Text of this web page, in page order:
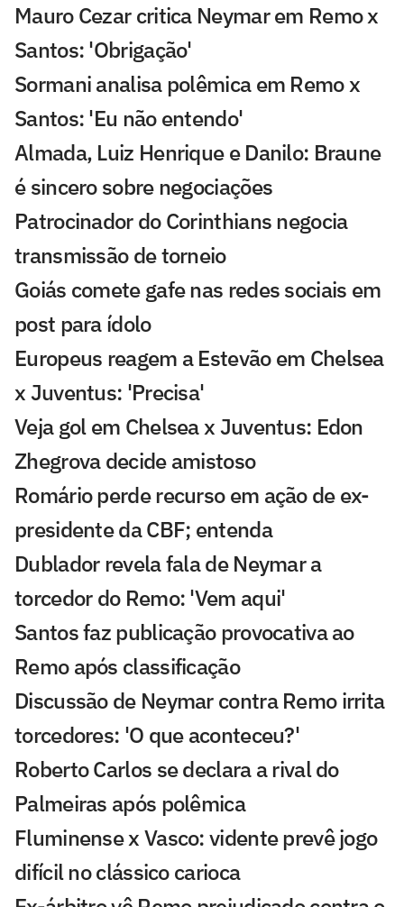
Mauro Cezar critica Neymar em Remo x
Santos: 'Obrigação'
Sormani analisa polêmica em Remo x
Santos: 'Eu não entendo'
Almada, Luiz Henrique e Danilo: Braune
é sincero sobre negociações
Patrocinador do Corinthians negocia
transmissão de torneio
Goiás comete gafe nas redes sociais em
post para ídolo
Europeus reagem a Estevão em Chelsea
x Juventus: 'Precisa'
Veja gol em Chelsea x Juventus: Edon
Zhegrova decide amistoso
Romário perde recurso em ação de ex-
presidente da CBF; entenda
Dublador revela fala de Neymar a
torcedor do Remo: 'Vem aqui'
Santos faz publicação provocativa ao
Remo após classificação
Discussão de Neymar contra Remo irrita
torcedores: 'O que aconteceu?'
Roberto Carlos se declara a rival do
Palmeiras após polêmica
Fluminense x Vasco: vidente prevê jogo
difícil no clássico carioca